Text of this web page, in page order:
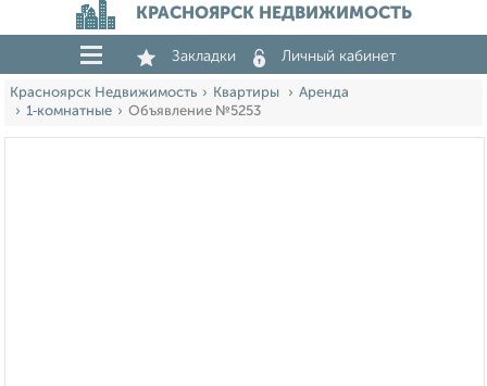
КРАСНОЯРСК НЕДВИЖИМОСТЬ
Закладки Личный кабинет
Красноярск Недвижимость Квартиры
Аренда
1‑комнатные
Объявление №5253